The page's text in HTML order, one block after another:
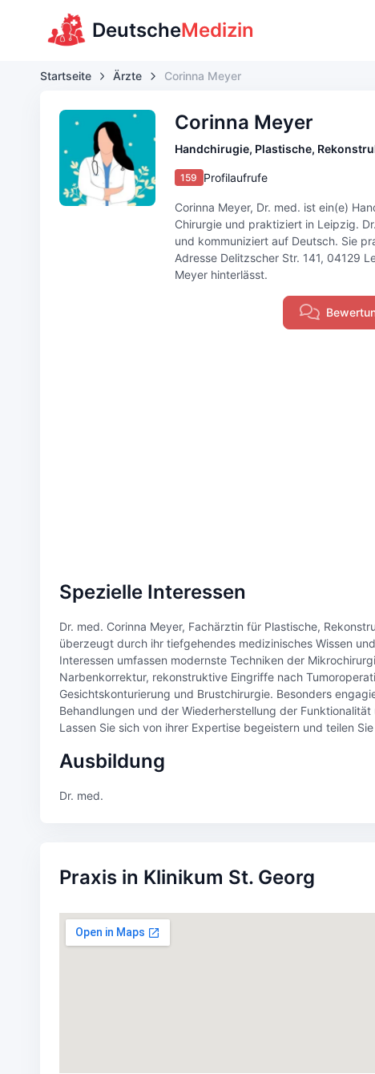
DeutscheMedizin
Startseite Ärzte Corinna Meyer
Corinna Meyer
Handchirugie, Plastische,
159 Profilaufrufe
Corinna Meyer, Dr. med. ist ein(e)
Chirurgie und praktiziert in Leipzig.
und kommuniziert auf Deutsch. Sie
Adresse Delitzscher Str. 141, 04129
Meyer hinterlässt.
Spezielle Interessen
Dr. med. Corinna Meyer, Fachärztin für Plastische,
überzeugt durch ihr tiefgehendes medizinisches Wissen
Interessen umfassen modernste Techniken der
Narbenkorrektur, rekonstruktive Eingriffe nach
Gesichtskonturierung und Brustchirurgie. Besonders
Behandlungen und der Wiederherstellung der
Lassen Sie sich von ihrer Expertise begeistern und teilen
Ausbildung
Dr. med.
Praxis in Klinikum St. Georg